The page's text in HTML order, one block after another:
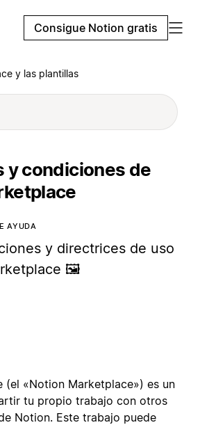
Consigue Notion gratis
y las plantillas
y condiciones de
AYUDA
y directrices de uso
🖼️
(el «Notion Marketplace») es un
tu propio trabajo con otros
Notion. Este trabajo puede